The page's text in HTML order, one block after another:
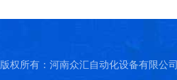
版权所有：河南众汇自动化设备有限公司